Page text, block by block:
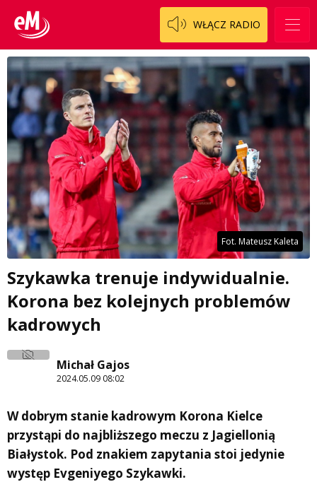
WŁĄCZ RADIO
Fot. Mateusz Kaleta
Szykawka trenuje indywidualnie.
Korona bez kolejnych problemów
kadrowych
Michał Gajos
2024.05.09 08:02
W dobrym stanie kadrowym Korona Kielce
przystąpi do najbliższego meczu z Jagiellonią
Białystok. Pod znakiem zapytania stoi jedynie
występ Evgeniyego Szykawki.